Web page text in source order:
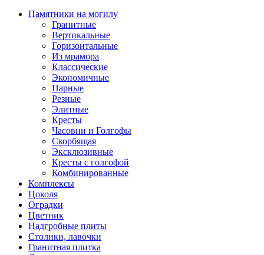
Памятники на могилу
Гранитные
Вертикальные
Горизонтальные
Из мрамора
Классические
Экономичные
Парные
Резные
Элитные
Кресты
Часовни и Голгофы
Скорбящая
Эксклюзивные
Кресты с голгофой
Комбинированные
Комплексы
Цоколя
Оградки
Цветник
Надгробные плиты
Столики, лавочки
Гранитная плитка